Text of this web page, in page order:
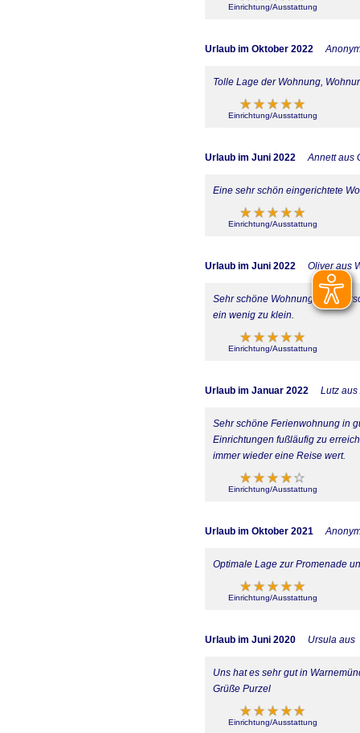
Einrichtung/Ausstattung
Urlaub im Oktober 2022
Tolle Lage der Wohnung,
Einrichtung/Ausstattung
Urlaub im Juni 2022 Annett aus
Eine sehr schön eingerichtete
Einrichtung/Ausstattung
Urlaub im Juni 2022 Oliver aus
Sehr schöne Wohnung für 4
ein wenig zu klein.
Einrichtung/Ausstattung
Urlaub im Januar 2022 Lutz
Sehr schöne Ferienwohnung in
Einrichtungen fußläufig zu
immer wieder eine Reise wert.
Einrichtung/Ausstattung
Urlaub im Oktober 2021
Optimale Lage zur Promenade
Einrichtung/Ausstattung
Urlaub im Juni 2020 Ursula aus
Uns hat es sehr gut in
Grüße Purzel
Einrichtung/Ausstattung